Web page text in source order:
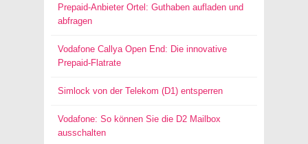
Prepaid-Anbieter Ortel: Guthaben aufladen und
abfragen
Vodafone Callya Open End: Die innovative
Prepaid-Flatrate
Simlock von der Telekom (D1) entsperren
Vodafone: So können Sie die D2 Mailbox
ausschalten